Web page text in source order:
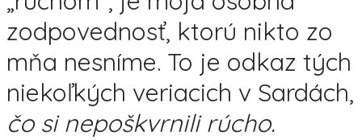
zodpovednosť, ktorú nikto zo
mňa nesníme. To je odkaz tých
niekoľkých veriacich v Sardách,
čo si nepoškvrnili rúcho.